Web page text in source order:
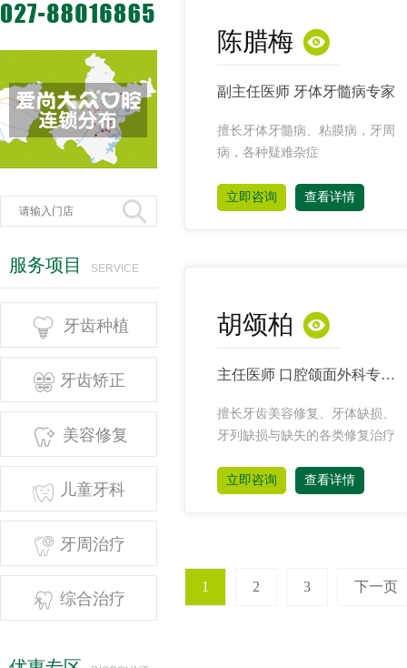

服务项目 SERVICE
 牙齿种植
 牙齿矫正
 美容修复
 儿童牙科
 牙周治疗
 综合治疗
陈腊梅 
副主任医师 牙体牙髓病专家
擅长牙体牙髓病、粘膜病，牙周
病，各种疑难杂症
立即咨询 查看详情
胡颂柏 
主任医师 口腔颌面外科专家 资深专家
擅长牙齿美容修复、牙体缺损、
牙列缺损与缺失的各类修复治疗
立即咨询 查看详情
1 2 3 下一页